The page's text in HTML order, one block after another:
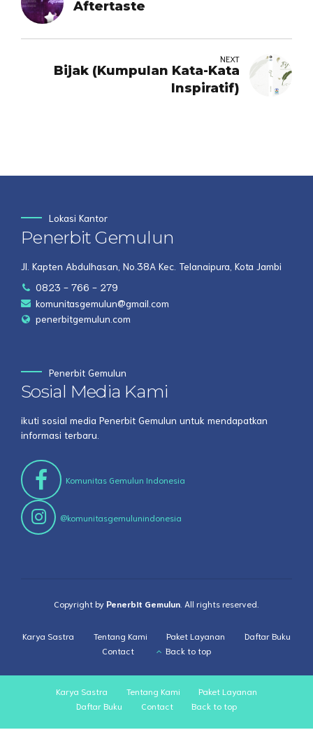
Aftertaste
NEXT
Bijak (Kumpulan Kata-Kata
Inspiratif)
Lokasi Kantor
Penerbit Gemulun
Jl. Kapten Abdulhasan, No.38A Kec. Telanaipura, Kota Jambi
0823 - 766 - 279
komunitasgemulun@gmail.com
penerbitgemulun.com
Penerbit Gemulun
Sosial Media Kami
ikuti sosial media Penerbit Gemulun untuk mendapatkan
informasi terbaru.
Komunitas Gemulun Indonesia
@komunitasgemulunindonesia
Copyright byPenerbit Gemulun . All rights reserved.
Karya Sastra Tentang Kami Paket Layanan
Daftar Buku
Contact
Back to top
Karya Sastra Tentang Kami
Paket Layanan
Daftar Buku
Contact Back to top